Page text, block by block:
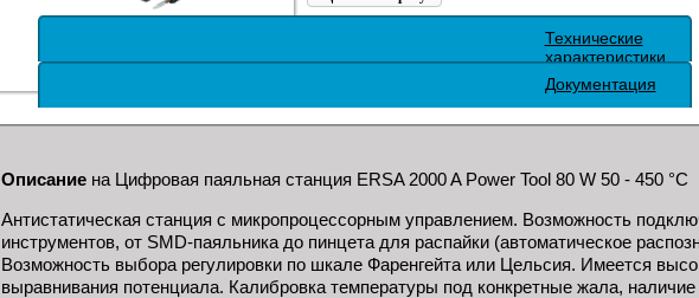
Технические
характеристики
Документация
Описаниена Цифровая паяльная станция ERSA 2000 A Power Tool 80 W 50 - 450 °C
Антистатическая станция с микропроцессорным управлением. Возможность
инструментов, от SMD-паяльника до пинцета для распайки (автоматическое
Возможность выбора регулировки по шкале Фаренгейта или Цельсия. Имеется
выравнивания потенциала. Калибровка температуры под конкретные жала,